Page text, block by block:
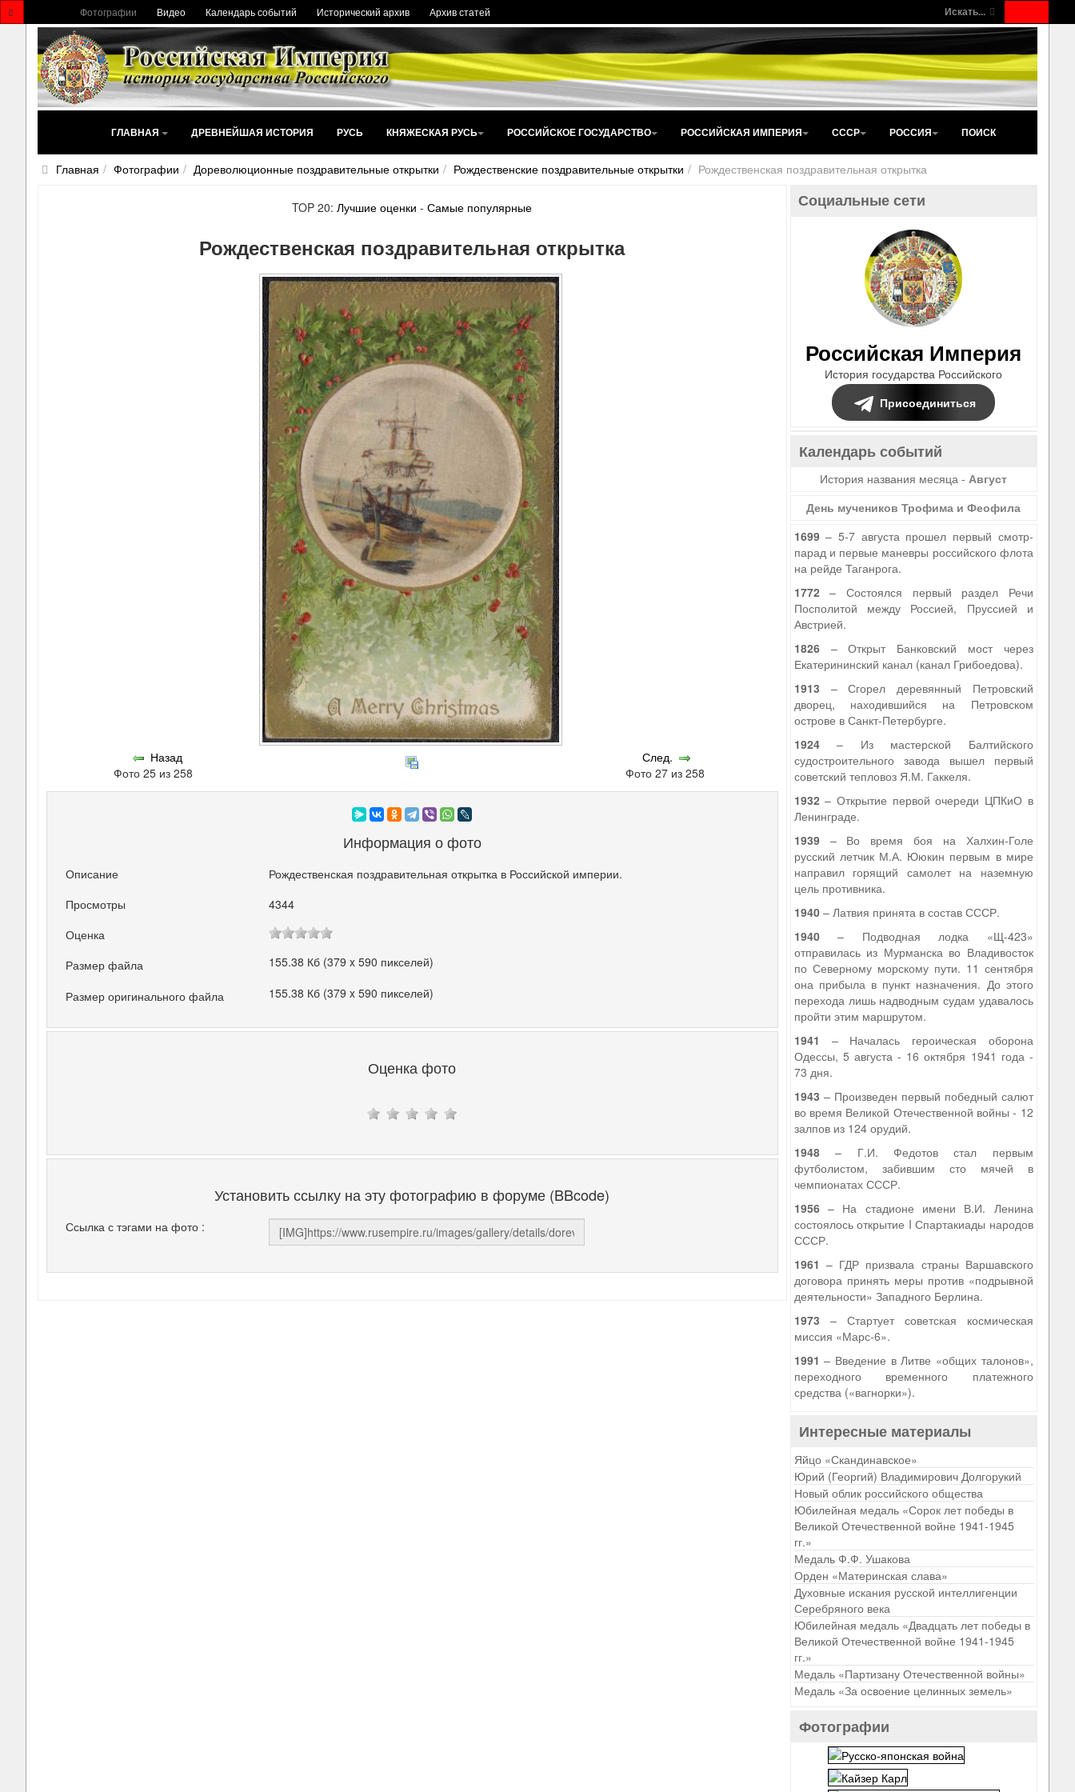
Искать...
Фотографии Видео Календарь событий Исторический архив Архив статей
ГЛАВНАЯ ДРЕВНЕЙШАЯ ИСТОРИЯ РУСЬ КНЯЖЕСКАЯ РУСЬ РОССИЙСКОЕ ГОСУДАРСТВО РОССИЙСКАЯ ИМПЕРИЯ СССР РОССИЯ ПОИСК
Главная Фотографии Дореволюционные поздравительные открытки Рождественские поздравительные открытки Рождественская поздравительная открытка
TOP 20:Лучшие оценки -Самые популярные
Рождественская поздравительная открытка
Назад
Фото 25 из 258
След.
Фото 27 из 258
Информация о фото
Описание
Рождественская поздравительная открытка в Российской империи.
Просмотры
4344
Оценка
Размер файла
155.38 Кб (379 x 590 пикселей)
Размер оригинального файла 155.38 Кб (379 x 590 пикселей)
Оценка фото
Установить ссылку на эту фотографию в форуме (BBcode)
Ссылка с тэгами на фото :
Социальные сети
Российская Империя
История государства Российского
Присоединиться
Календарь событий
История названия месяца -Август
День мучеников Трофима и Феофила
1699– 5-7 августа прошел первый смотр-
парад и первые маневры российского флота
на рейде Таганрога.
1772– Состоялся первый раздел Речи
Посполитой между Россией, Пруссией и
Австрией.
1826– Открыт Банковский мост через
Екатерининский канал (канал Грибоедова).
1913 – Сгорел деревянный Петровский
дворец, находившийся на Петровском
острове в Санкт-Петербурге.
1924– Из мастерской Балтийского
судостроительного завода вышел первый
советский тепловоз Я.М. Гаккеля.
1932– Открытие первой очереди ЦПКиО в
Ленинграде.
1939– Во время боя на Халхин-Голе
русский летчик М.А. Ююкин первым в мире
направил горящий самолет на наземную
цель противника.
1940– Латвия принята в состав СССР.
1940– Подводная лодка «Щ-423»
отправилась из Мурманска во Владивосток
по Северному морскому пути. 11 сентября
она прибыла в пункт назначения. До этого
перехода лишь надводным судам удавалось
пройти этим маршрутом.
1941 – Началась героическая оборона
Одессы, 5 августа - 16 октября 1941 года -
73 дня.
1943 – Произведен первый победный салют
во время Великой Отечественной войны - 12
залпов из 124 орудий.
1948– Г.И. Федотов стал первым
футболистом, забившим сто мячей в
чемпионатах СССР.
1956– На стадионе имени В.И. Ленина
состоялось открытие I Спартакиады народов
СССР.
1961 – ГДР призвала страны Варшавского
договора принять меры против «подрывной
деятельности» Западного Берлина.
1973 – Стартует советская космическая
миссия «Марс-6».
1991 – Введение в Литве «общих талонов»,
переходного временного платежного
средства («вагнорки»).
Интересные материалы
Яйцо «Скандинавское»
Юрий (Георгий) Владимирович Долгорукий
Новый облик российского общества
Юбилейная медаль «Сорок лет победы в
Великой Отечественной войне 1941-1945
гг.»
Медаль Ф.Ф. Ушакова
Орден «Материнская слава»
Духовные искания русской интеллигенции
Серебряного века
Юбилейная медаль «Двадцать лет победы в
Великой Отечественной войне 1941-1945
гг.»
Медаль «Партизану Отечественной войны»
Медаль «За освоение целинных земель»
Фотографии